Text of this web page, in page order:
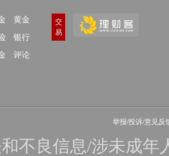
黄金
银行
评论
交
易
举报/投诉/意见反
不良信息/涉未成年